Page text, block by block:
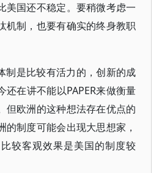
美国还不稳定。要稍微考虑一
机制，也要有确实的终身教职
制是比较有活力的，创新的成
还在讲不能以PAPER来做衡量
但欧洲的这种想法存在优点的
的制度可能会出现大思想家，
较客观效果是美国的制度较